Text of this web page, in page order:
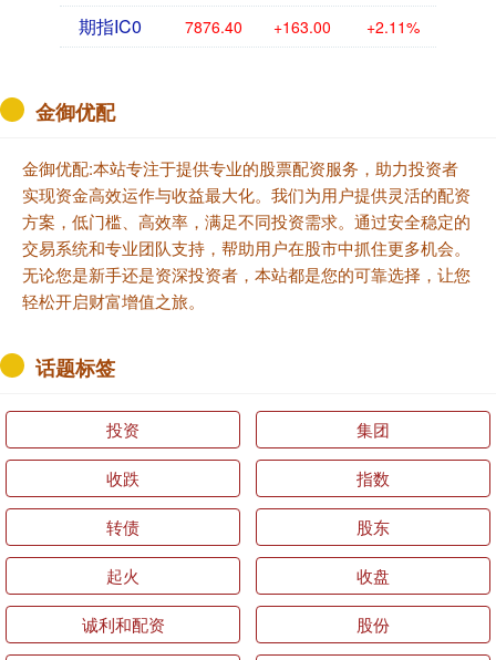
期指IC0 7876.40 +163.00 +2.11%
金御优配
金御优配:本站专注于提供专业的股票配资服务，助力投资者
实现资金高效运作与收益最大化。我们为用户提供灵活的配资
方案，低门槛、高效率，满足不同投资需求。通过安全稳定的
交易系统和专业团队支持，帮助用户在股市中抓住更多机会。
无论您是新手还是资深投资者，本站都是您的可靠选择，让您
轻松开启财富增值之旅。
话题标签
投资 集团
收跌 指数
转债 股东
起火 收盘
诚利和配资 股份